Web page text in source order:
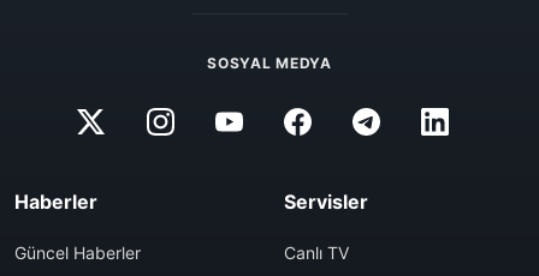
SOSYAL MEDYA
Haberler
Güncel Haberler
Servisler
Canlı TV